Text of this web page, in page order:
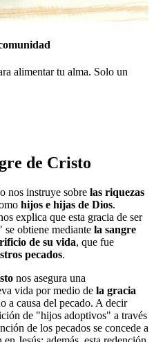
alimentar tu alma. Solo un
de Cristo
nos instruye sobre las riquezas
hijos e hijas de Dios.
explica que esta gracia de ser
se obtiene mediante la sangre
de su vida, que fue
pecados.
nos asegura una
vida por medio de la gracia
a causa del pecado. A decir
de "hijos adoptivos" a través
de los pecados se concede a